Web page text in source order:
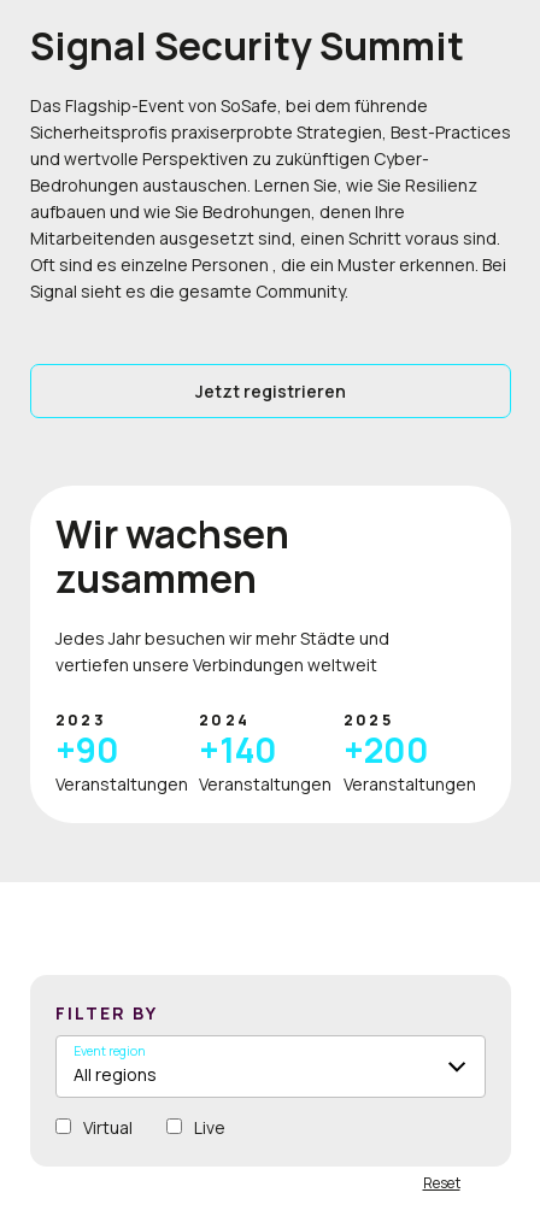
Signal Security Summit
Das Flagship-Event von SoSafe, bei dem führende
Sicherheitsprofis praxiserprobte Strategien, Best-Practices
und wertvolle Perspektiven zu zukünftigen Cyber-
Bedrohungen austauschen. Lernen Sie, wie Sie Resilienz
aufbauen und wie Sie Bedrohungen, denen Ihre
Mitarbeitenden ausgesetzt sind, einen Schritt voraus sind.
Oft sind es einzelne Personen , die ein Muster erkennen. Bei
Signal sieht es die gesamte Community.
Jetzt registrieren
Wir wachsen
zusammen
Jedes Jahr besuchen wir mehr Städte und
vertiefen unsere Verbindungen weltweit
2023
+90
Veranstaltungen
2024
+140
Veranstaltungen
2025
+200
Veranstaltungen
FILTER BY
Event region
Virtual Live
Reset